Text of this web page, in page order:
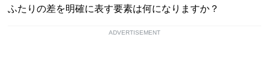
ふたりの差を明確に表す要素は何になりますか？
ADVERTISEMENT